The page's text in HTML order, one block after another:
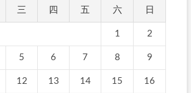
三 四 五 六 日
1 2
5 6 7 8 9
12 13 14 15 16